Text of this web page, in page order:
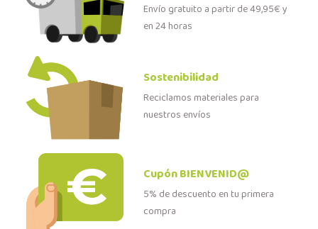
Envío gratuito a partir de 49,95€ y
en 24 horas
Sostenibilidad
Reciclamos materiales para
nuestros envíos
Cupón BIENVENID@
5% de descuento en tu primera
compra